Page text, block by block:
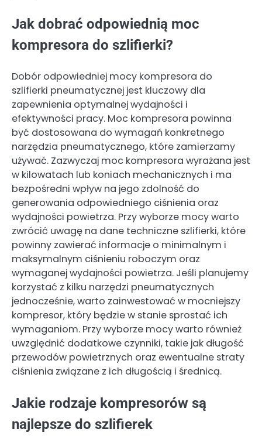
Jak dobrać odpowiednią moc
kompresora do szlifierki?
Dobór odpowiedniej mocy kompresora do
szlifierki pneumatycznej jest kluczowy dla
zapewnienia optymalnej wydajności i
efektywności pracy. Moc kompresora powinna
być dostosowana do wymagań konkretnego
narzędzia pneumatycznego, które zamierzamy
używać. Zazwyczaj moc kompresora wyrażana jest
w kilowatach lub koniach mechanicznych i ma
bezpośredni wpływ na jego zdolność do
generowania odpowiedniego ciśnienia oraz
wydajności powietrza. Przy wyborze mocy warto
zwrócić uwagę na dane techniczne szlifierki, które
powinny zawierać informacje o minimalnym i
maksymalnym ciśnieniu roboczym oraz
wymaganej wydajności powietrza. Jeśli planujemy
korzystać z kilku narzędzi pneumatycznych
jednocześnie, warto zainwestować w mocniejszy
kompresor, który będzie w stanie sprostać ich
wymaganiom. Przy wyborze mocy warto również
uwzględnić dodatkowe czynniki, takie jak długość
przewodów powietrznych oraz ewentualne straty
ciśnienia związane z ich długością i średnicą.
Jakie rodzaje kompresorów są
najlepsze do szlifierek